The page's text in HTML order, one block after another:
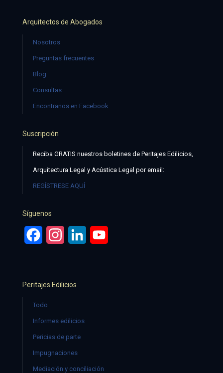
Arquitectos de Abogados
Nosotros
Preguntas frecuentes
Blog
Consultas
Encontranos en Facebook
Suscripción
Reciba GRATIS nuestros boletines de Peritajes Edilicios,
Arquitectura Legal y Acústica Legal por email:
REGÍSTRESE AQUÍ
Síguenos
FacebookInstagramLinkedIn
Peritajes Edilicios
Todo
Informes edilicios
Pericias de parte
Impugnaciones
Mediación y conciliación